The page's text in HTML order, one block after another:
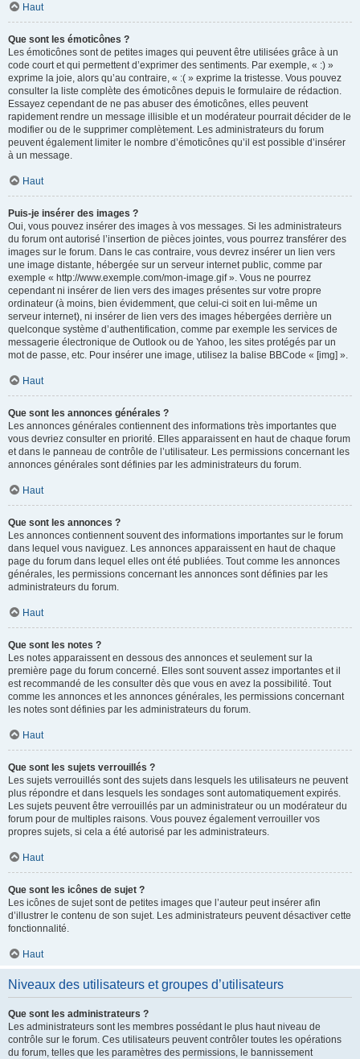
Haut
Que sont les émoticônes ?
Les émoticônes sont de petites images qui peuvent être utilisées grâce à un
code court et qui permettent d’exprimer des sentiments. Par exemple, « :) »
exprime la joie, alors qu’au contraire, « :( » exprime la tristesse. Vous pouvez
consulter la liste complète des émoticônes depuis le formulaire de rédaction.
Essayez cependant de ne pas abuser des émoticônes, elles peuvent
rapidement rendre un message illisible et un modérateur pourrait décider de le
modifier ou de le supprimer complètement. Les administrateurs du forum
peuvent également limiter le nombre d’émoticônes qu’il est possible d’insérer
à un message.
Haut
Puis-je insérer des images ?
Oui, vous pouvez insérer des images à vos messages. Si les administrateurs
du forum ont autorisé l’insertion de pièces jointes, vous pourrez transférer des
images sur le forum. Dans le cas contraire, vous devrez insérer un lien vers
une image distante, hébergée sur un serveur internet public, comme par
exemple « http://www.exemple.com/mon-image.gif ». Vous ne pourrez
cependant ni insérer de lien vers des images présentes sur votre propre
ordinateur (à moins, bien évidemment, que celui-ci soit en lui-même un
serveur internet), ni insérer de lien vers des images hébergées derrière un
quelconque système d’authentification, comme par exemple les services de
messagerie électronique de Outlook ou de Yahoo, les sites protégés par un
mot de passe, etc. Pour insérer une image, utilisez la balise BBCode « [img] ».
Haut
Que sont les annonces générales ?
Les annonces générales contiennent des informations très importantes que
vous devriez consulter en priorité. Elles apparaissent en haut de chaque forum
et dans le panneau de contrôle de l’utilisateur. Les permissions concernant les
annonces générales sont définies par les administrateurs du forum.
Haut
Que sont les annonces ?
Les annonces contiennent souvent des informations importantes sur le forum
dans lequel vous naviguez. Les annonces apparaissent en haut de chaque
page du forum dans lequel elles ont été publiées. Tout comme les annonces
générales, les permissions concernant les annonces sont définies par les
administrateurs du forum.
Haut
Que sont les notes ?
Les notes apparaissent en dessous des annonces et seulement sur la
première page du forum concerné. Elles sont souvent assez importantes et il
est recommandé de les consulter dès que vous en avez la possibilité. Tout
comme les annonces et les annonces générales, les permissions concernant
les notes sont définies par les administrateurs du forum.
Haut
Que sont les sujets verrouillés ?
Les sujets verrouillés sont des sujets dans lesquels les utilisateurs ne peuvent
plus répondre et dans lesquels les sondages sont automatiquement expirés.
Les sujets peuvent être verrouillés par un administrateur ou un modérateur du
forum pour de multiples raisons. Vous pouvez également verrouiller vos
propres sujets, si cela a été autorisé par les administrateurs.
Haut
Que sont les icônes de sujet ?
Les icônes de sujet sont de petites images que l’auteur peut insérer afin
d’illustrer le contenu de son sujet. Les administrateurs peuvent désactiver cette
fonctionnalité.
Haut
Niveaux des utilisateurs et groupes d’utilisateurs
Que sont les administrateurs ?
Les administrateurs sont les membres possédant le plus haut niveau de
contrôle sur le forum. Ces utilisateurs peuvent contrôler toutes les opérations
du forum, telles que les paramètres des permissions, le bannissement